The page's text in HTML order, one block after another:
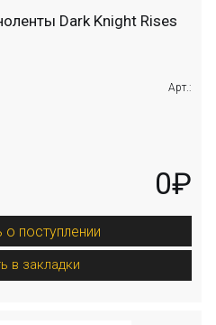
Dark Knight Rises
Арт.:
0₽
поступлении
в закладки